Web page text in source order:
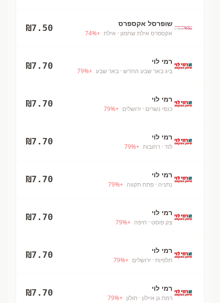
שופרסל אקספרס
אקספרס אילת שחמון · אילת +
74%
₪7.50
רמי לוי
ביג באר שבע החדש · באר שבע +
79%
₪7.70
רמי לוי
כנפי נשרים · ירושלים +
79%
₪7.70
רמי לוי
לוד · רחובות +
79%
₪7.70
רמי לוי
נתניה · פתח תקווה +
79%
₪7.70
רמי לוי
צק פוסט · חיפה +
79%
₪7.70
רמי לוי
תלפיות · ירושלים +
79%
₪7.70
רמי לוי
רמת גן איילון · חולון +
79%
₪7.70